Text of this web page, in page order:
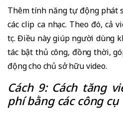
Thêm tính năng tự động phát
các clip ca nhạc. Theo đó, cả
tục. Điều này giúp người dùng
tác bật thủ công, đồng thời,
động cho chủ sở hữu video.
Cách 9: Cách tăng
phí bằng các công cụ